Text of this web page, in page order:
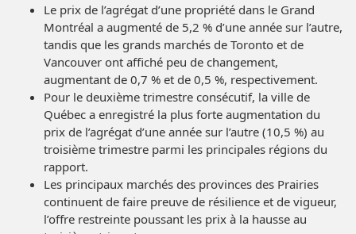
Le prix de l’agrégat d’une propriété dans le Grand
Montréal a augmenté de 5,2 % d’une année sur l’autre,
tandis que les grands marchés de Toronto et de
Vancouver ont affiché peu de changement,
augmentant de 0,7 % et de 0,5 %, respectivement.
Pour le deuxième trimestre consécutif, la ville de
Québec a enregistré la plus forte augmentation du
prix de l’agrégat d’une année sur l’autre (10,5 %) au
troisième trimestre parmi les principales régions du
rapport.
Les principaux marchés des provinces des Prairies
continuent de faire preuve de résilience et de vigueur,
l’offre restreinte poussant les prix à la hausse au